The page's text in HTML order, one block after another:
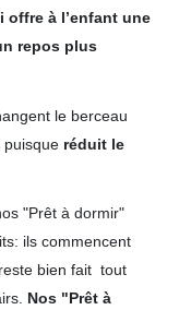
offre à l’enfant une
repos plus
le berceau
puisque réduit le
"Prêt à dormir"
ils commencent
bien fait tout
Nos "Prêt à